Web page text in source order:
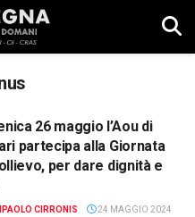
26 maggio l’Aou di
partecipa alla Giornata
per dare dignità e
CIRRONIS
24 MAGGIO 2024